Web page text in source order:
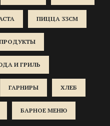
ПИЦЦА 33СМ
И ГРИЛЬ
ГАРНИРЫ ХЛЕБ
БАРНОЕ МЕНЮ